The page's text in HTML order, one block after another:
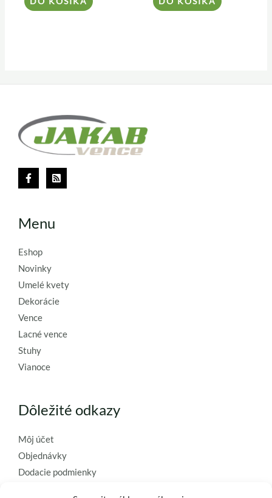
Menu
Eshop
Novinky
Umelé kvety
Dekorácie
Vence
Lacné vence
Stuhy
Vianoce
Dôležité odkazy
Môj účet
Objednávky
Dodacie podmienky